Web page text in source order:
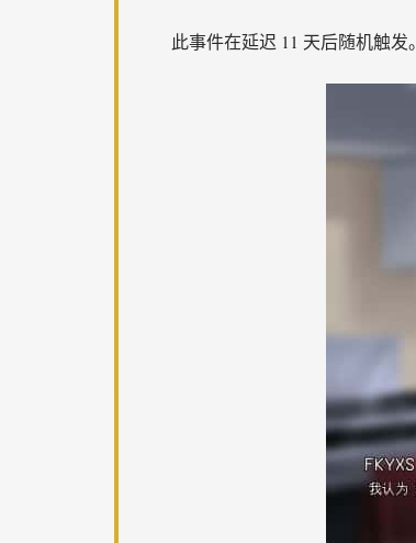
此事件在延迟 11 天后随机触发。